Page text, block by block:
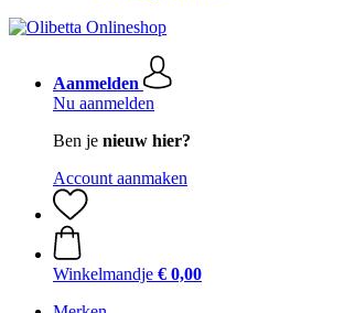
Aanmelden
Nu aanmelden
Ben je nieuw hier?
Account aanmaken
Winkelmandje € 0,00